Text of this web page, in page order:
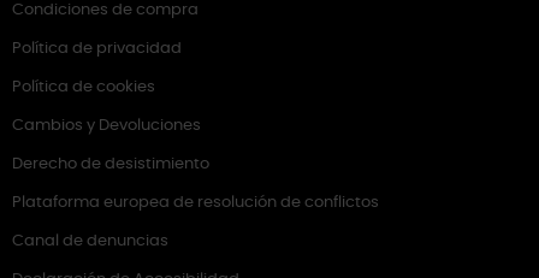
Condiciones de compra
Política de privacidad
Política de cookies
Cambios y Devoluciones
Derecho de desistimiento
Plataforma europea de resolución de conflictos
Canal de denuncias